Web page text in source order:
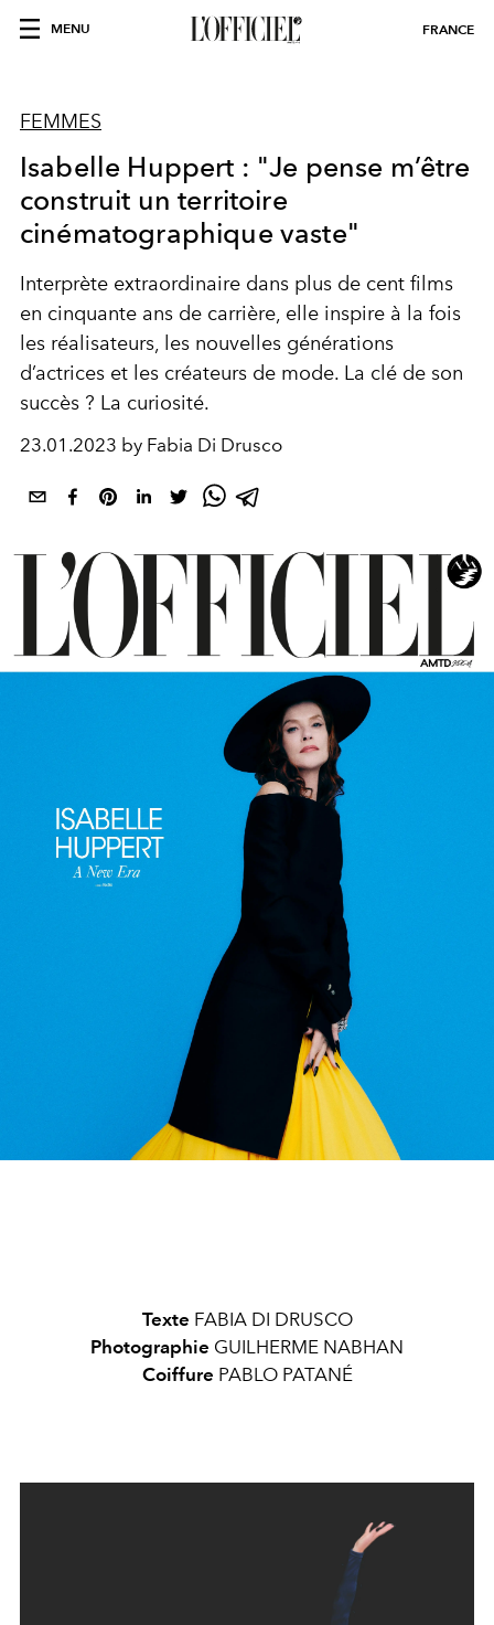
MENU FRANCE
FEMMES
Isabelle Huppert : "Je pense m’être
construit un territoire
cinématographique vaste"
Interprète extraordinaire dans plus de cent films
en cinquante ans de carrière, elle inspire à la fois
les réalisateurs, les nouvelles générations
d’actrices et les créateurs de mode. La clé de son
succès ? La curiosité.
23.01.2023 by Fabia Di Drusco
Texte FABIA DI DRUSCO
Photographie GUILHERME NABHAN
Coiffure PABLO PATANÉ